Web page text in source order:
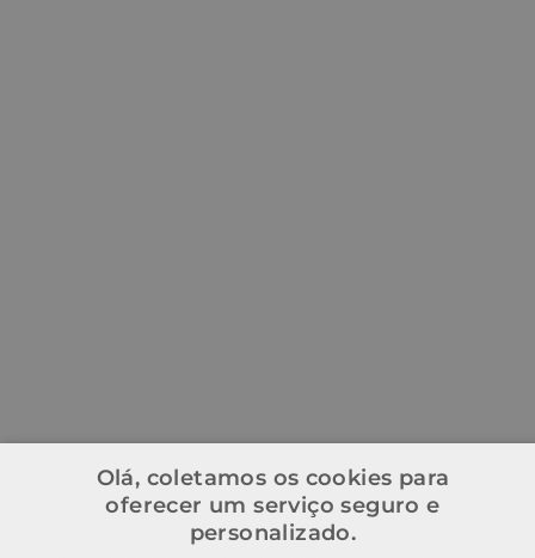
Olá, coletamos os cookies para
oferecer um serviço seguro e
personalizado.